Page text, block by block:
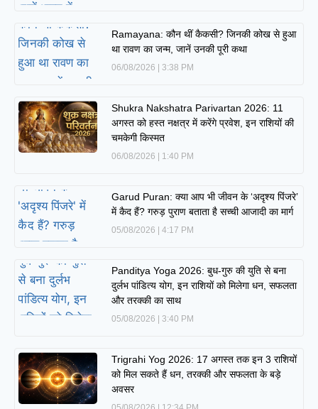
Ramayana: कौन थीं कैकसी? जिनकी कोख से हुआ
था रावण का जन्म, जानें उनकी पूरी कथा
06/08/2026 3:38 PM
Shukra Nakshatra Parivartan 2026: 11
अगस्त को हस्त नक्षत्र में करेंगे प्रवेश, इन राशियों की
चमकेगी किस्मत
06/08/2026 1:40 PM
Garud Puran: क्या आप भी जीवन के ‘अदृश्य पिंजरे’
में कैद हैं? गरुड़ पुराण बताता है सच्ची आजादी का मार्ग
05/08/2026 4:17 PM
Panditya Yoga 2026: बुध-गुरु की युति से बना
दुर्लभ पांडित्य योग, इन राशियों को मिलेगा धन, सफलता
और तरक्की का साथ
05/08/2026 3:40 PM
Trigrahi Yog 2026: 17 अगस्त तक इन 3 राशियों
को मिल सकते हैं धन, तरक्की और सफलता के बड़े
अवसर